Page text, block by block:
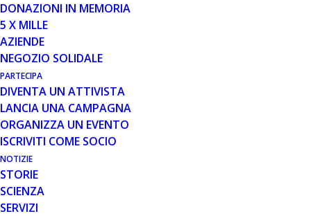
DONAZIONI IN MEMORIA
5 X MILLE
AZIENDE
NEGOZIO SOLIDALE
PARTECIPA
DIVENTA UN ATTIVISTA
LANCIA UNA CAMPAGNA
ORGANIZZA UN EVENTO
ISCRIVITI COME SOCIO
NOTIZIE
STORIE
SCIENZA
SERVIZI
Cari soci e famiglie, abbiamo avuto segnalazioni di
mancata ricezione postale della convocazione
dell’assemblea dei soci. Vi comunichiamo che
l’assemblea si terrà il prossimo 16 maggio alle ore 15.00
presso la sede di Roma, in Via Nicola Coviello 14.